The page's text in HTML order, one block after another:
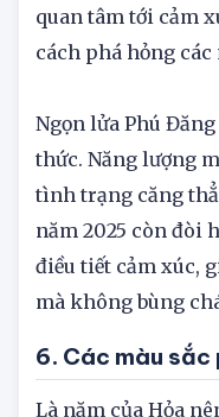
Đừng chỉ nói
quan tâm tới cảm
Ngọn lửa Phú
thức. Năng lượng
tình trạng căng
năm 2025 còn đòi
điều tiết cảm xúc,
mà không bùng
6. Các màu